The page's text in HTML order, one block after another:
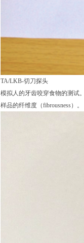
TA/LKB-切刀探头
模拟人的牙齿咬穿食物的测试
样品的纤维度（fibrousness）。